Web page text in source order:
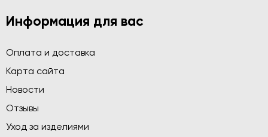
Информация для вас
Оплата и доставка
Карта сайта
Новости
Отзывы
Уход за изделиями